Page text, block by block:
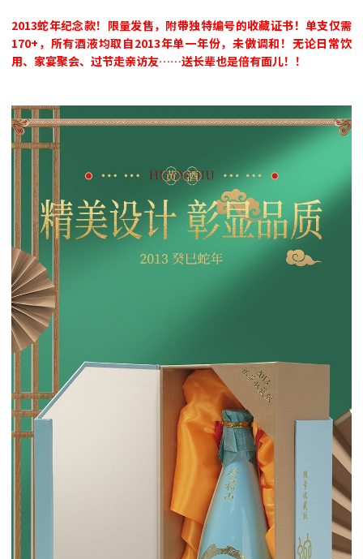
2013蛇年纪念款！限量发售，附带独特编号的收藏证书！单支仅需
170+，所有酒液均取自2013年单一年份，未做调和！无论日常饮
用、家宴聚会、过节走亲访友……送长辈也是倍有面儿！！